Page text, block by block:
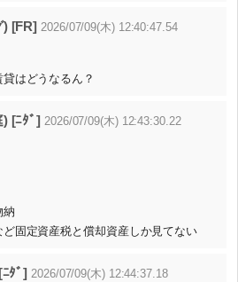
) [FR] 2026/07/09(木) 12:40:47.54
はどうなるん？
) [ﾆﾀﾞ] 2026/07/09(木) 12:43:30.22
納
固定資産税と償却資産しか見てない
ﾀﾞ] 2026/07/09(木) 12:44:37.18